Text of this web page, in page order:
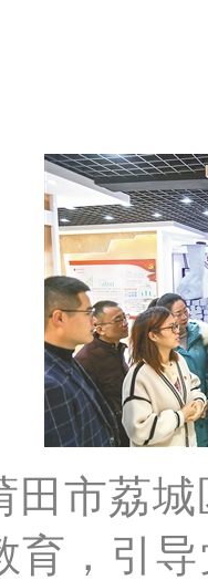
田市荔
育，引